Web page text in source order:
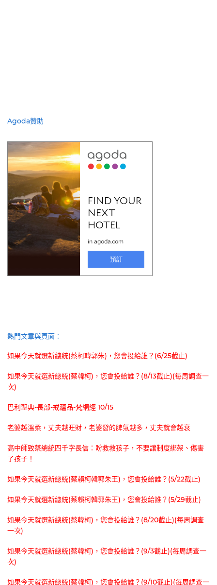
Agoda贊助
熱門文章與頁面︰
如果今天就選新總統(蔡柯韓郭朱)，您會投給誰？(6/25截止)
如果今天就選新總統(蔡韓柯)，您會投給誰？(8/13截止)(每周調查一
次)
巴利聖典-長部-戒蘊品-梵網經 10/15
老婆越溫柔，丈夫越旺財，老婆發的脾氣越多，丈夫就會越衰
高中師致蔡總統四千字長信：盼救救孩子，不要讓制度綁架、傷害
了孩子！
如果今天就選新總統(蔡賴柯韓郭朱王)，您會投給誰？(5/22截止)
如果今天就選新總統(蔡賴柯韓郭朱王)，您會投給誰？(5/29截止)
如果今天就選新總統(蔡韓柯)，您會投給誰？(8/20截止)(每周調查
一次)
如果今天就選新總統(蔡韓柯)，您會投給誰？(9/3截止)(每周調查一
次)
如果今天就選新總統(蔡韓柯)，您會投給誰？(9/10截止)(每周調查一